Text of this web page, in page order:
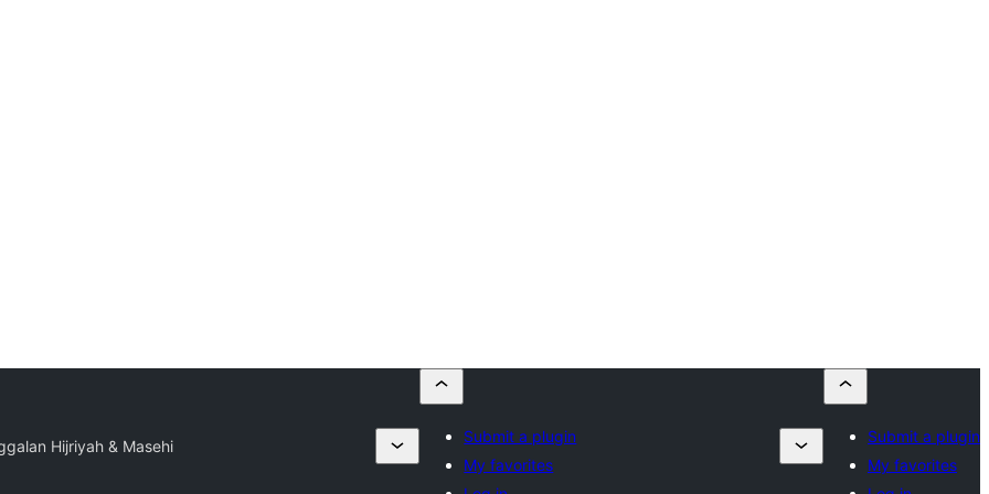
Hijriyah & Masehi
Submit a plugin
My favorites
Submit a plugin
My favorites